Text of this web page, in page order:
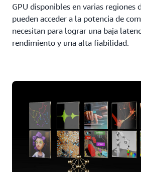
GPU disponibles en varias regiones
pueden acceder a la potencia de
necesitan para lograr una baja
rendimiento y una alta fiabilidad.